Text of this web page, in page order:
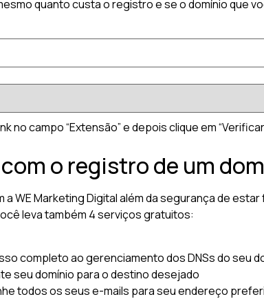
quanto custa o registro e se o domínio que
no campo “Extensão” e depois clique em
o registro de um
a WE Marketing Digital além da segurança de
leva também 4 serviços gratuitos:
completo ao gerenciamento dos DNSs do seu
seu domínio para o destino desejado
todos os seus e-mails para seu endereço